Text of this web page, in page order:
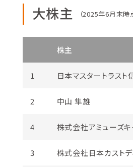
大株主 （2025年6月末時
株主
1 日本マスタートラスト
2 中山 隼雄
4 株式会社アミューズキ
3 株式会社日本カストデ